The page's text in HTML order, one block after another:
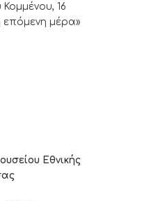
16
επόμενη μέρα»
Εθνικής